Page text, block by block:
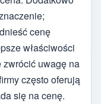
cenę
właściwości
zwrócić uwagę na
często oferują
się na cenę.